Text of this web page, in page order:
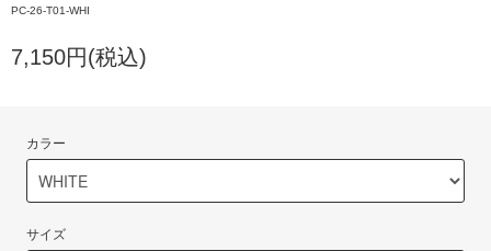
PC-26-T01-WHI
7,150円(税込)
カラー
サイズ